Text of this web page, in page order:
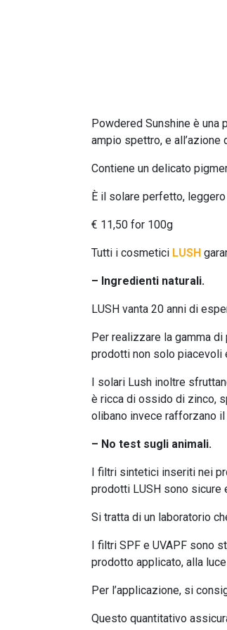
Powdered Sunshine è
ampio spettro, e
Contiene un delicato
È il solare perfetto,
€ 11,50 for 100g
Tutti i cosmetici LUSH
– Ingredienti naturali.
LUSH vanta 20 anni di
Per realizzare la gamma
prodotti non solo piacevoli
I solari Lush inoltre
è ricca di ossido di zinco,
olibano invece rafforzano
– No test sugli animali.
I filtri sintetici inseriti nei
prodotti LUSH sono sicure
Si tratta di un laboratorio
I filtri SPF e UVAPF sono
prodotto applicato, alla
Per l’applicazione, si
Questo quantitativo